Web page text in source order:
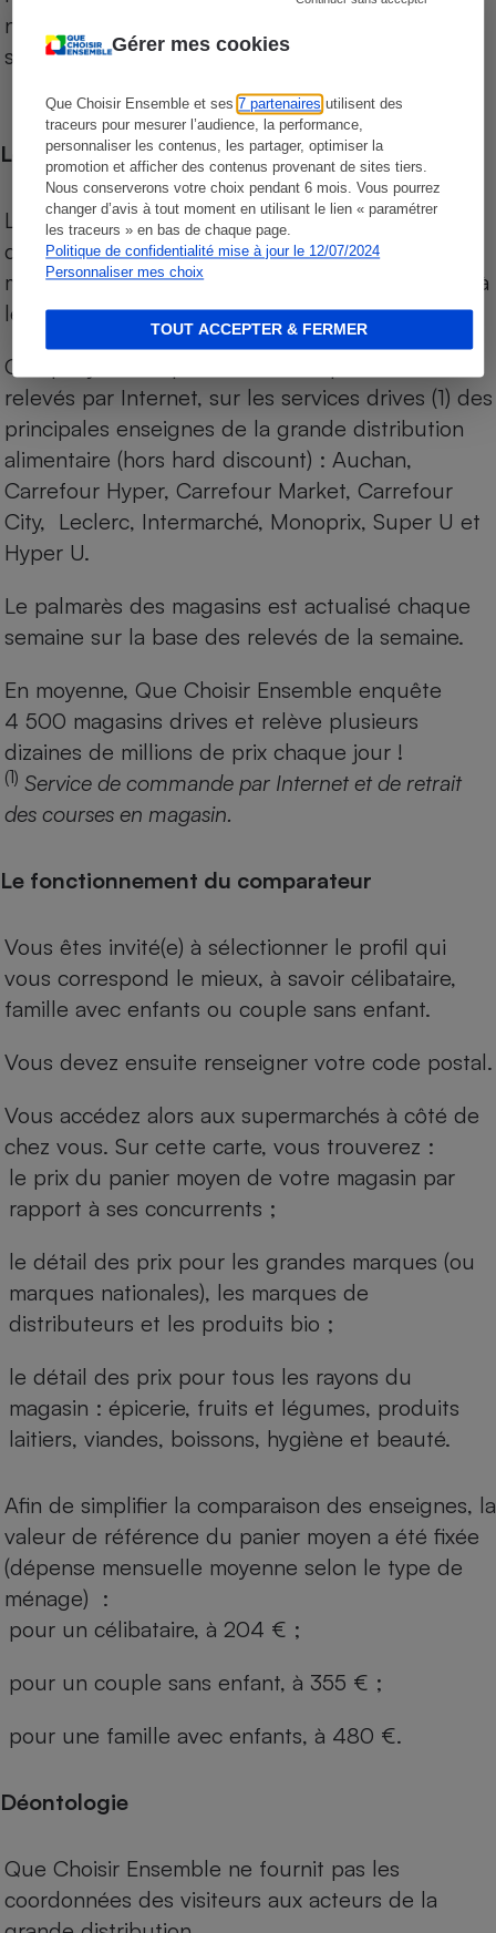
Gérer mes cookies
Que Choisir Ensemble et ses7 partenaires utilisent des
traceurs pour mesurer l’audience, la performance,
personnaliser les contenus, les partager, optimiser la
promotion et afficher des contenus provenant de sites tiers.
Nous conserverons votre choix pendant 6 mois. Vous pourrez
changer d’avis à tout moment en utilisant le lien « paramétrer
les traceurs » en bas de chaque page.
Politique de confidentialité mise à jour le 12/07/2024
Personnaliser mes choix
TOUT ACCEPTER & FERMER
niveau de prix des supermarchés, géolocalisés
sur le territoire français.
Les comparaisons de prix
Les comparaisons sont réalisées sur l’ensemble
des produits des magasins. Les produits de
marques de distributeurs (MDD) sont comparés à
leurs équivalents chez leurs concurrents.
Chaque jour, les prix de tous les produits sont
relevés par Internet, sur les services drives (1) des
principales enseignes de la grande distribution
alimentaire (hors hard discount) : Auchan,
Carrefour Hyper, Carrefour Market, Carrefour
City, Leclerc, Intermarché, Monoprix, Super U et
Hyper U.
Le palmarès des magasins est actualisé chaque
semaine sur la base des relevés de la semaine.
En moyenne, Que Choisir Ensemble enquête
4 500 magasins drives et relève plusieurs
dizaines de millions de prix chaque jour !
(1) Service de commande par Internet et de retrait
des courses en magasin.
Le fonctionnement du comparateur
Vous êtes invité(e) à sélectionner le profil qui
vous correspond le mieux, à savoir célibataire,
famille avec enfants ou couple sans enfant.
Vous devez ensuite renseigner votre code postal.
Vous accédez alors aux supermarchés à côté de
chez vous. Sur cette carte, vous trouverez :
le prix du panier moyen de votre magasin par
rapport à ses concurrents ;
le détail des prix pour les grandes marques (ou
marques nationales), les marques de
distributeurs et les produits bio ;
le détail des prix pour tous les rayons du
magasin : épicerie, fruits et légumes, produits
laitiers, viandes, boissons, hygiène et beauté.
Afin de simplifier la comparaison des enseignes, la
valeur de référence du panier moyen a été fixée
(dépense mensuelle moyenne selon le type de
ménage) :
pour un célibataire, à 204 € ;
pour un couple sans enfant, à 355 € ;
pour une famille avec enfants, à 480 €.
Déontologie
Que Choisir Ensemble ne fournit pas les
coordonnées des visiteurs aux acteurs de la